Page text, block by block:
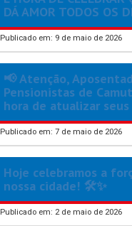
DÁ AMOR TODOS OS
Publicado em: 9 de maio de 2026
📢 Atenção,
Pensionistas de
hora de atualizar seus
Publicado em: 7 de maio de 2026
Hoje celebramos a
nossa cidade! 🛠️✨
Publicado em: 2 de maio de 2026